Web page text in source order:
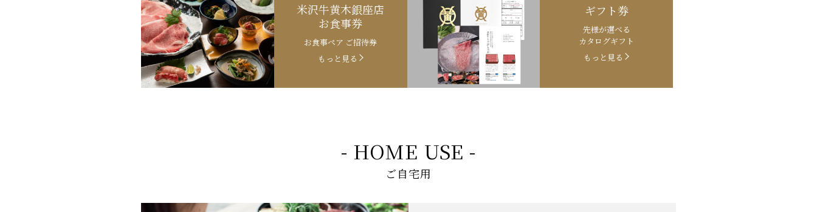
米沢牛黄木銀座店
お食事券
お食事ペア ご招待券
もっと見る
ギフト券
先様が選べる
カタログギフト
もっと見る
- HOME USE -
ご自宅用